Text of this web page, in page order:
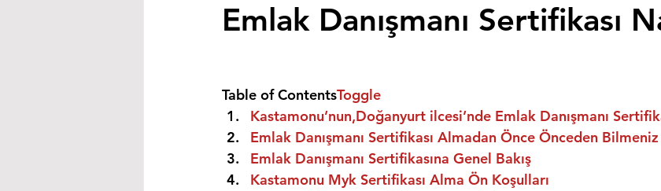
Emlak Danışmanı Sertifikası
Table of ContentsToggle
Kastamonu’nun,Doğanyurt ilcesi’nde Emlak Danışmanı
Emlak Danışmanı Sertifikası Almadan Önce Önceden
Emlak Danışmanı Sertifikasına Genel Bakış
Kastamonu Myk Sertifikası Alma Ön Koşulları